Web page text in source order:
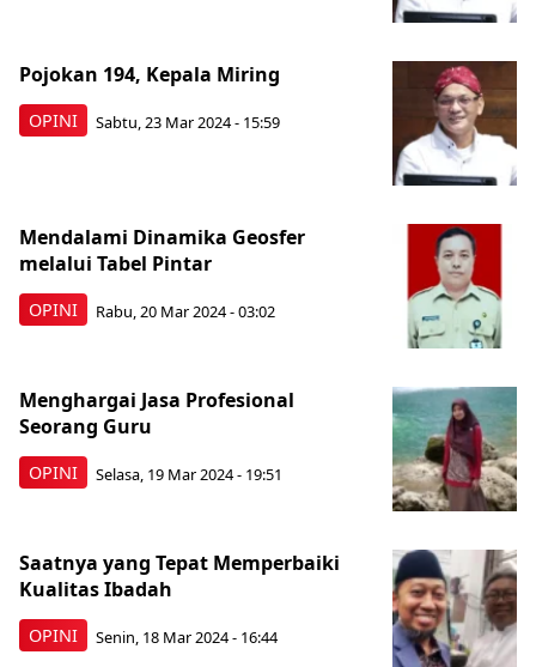
OPINI
Pojokan 194, Kepala Miring
Sabtu, 23 Mar 2024 - 15:59
OPINI
Mendalami Dinamika Geosfer
melalui Tabel Pintar
Rabu, 20 Mar 2024 - 03:02
OPINI
Menghargai Jasa Profesional
Seorang Guru
Selasa, 19 Mar 2024 - 19:51
OPINI
Saatnya yang Tepat Memperbaiki
Kualitas Ibadah
Senin, 18 Mar 2024 - 16:44